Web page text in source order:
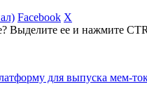
Facebook X
Выделите ее и нажмите
для выпуска мем-